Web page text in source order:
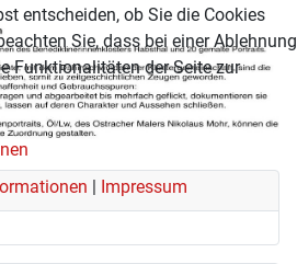
entscheiden, ob Sie die Cookies
Sie, dass bei einer Ablehnung
Funktionalitäten der Seite zur
| Impressum